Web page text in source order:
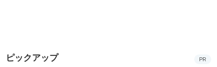
ピックアップ PR